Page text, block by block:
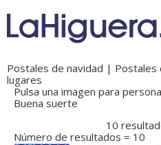
Postales de navidad | Postales
lugares
Pulsa una imagen para
Buena suerte
10
Número de resultados = 10